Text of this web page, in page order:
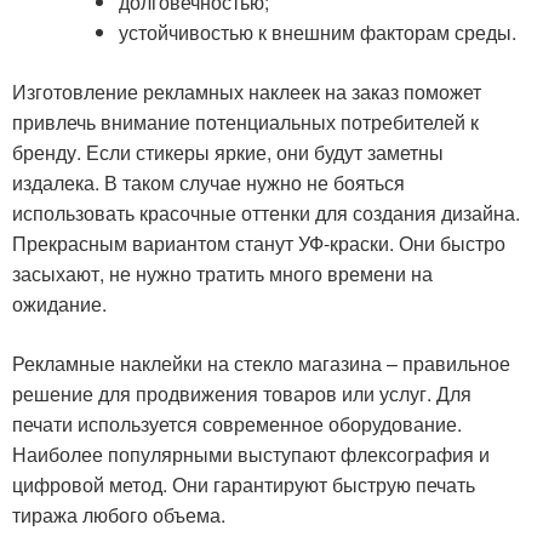
устойчивостью к внешним факторам среды.
Изготовление рекламных наклеек на заказ поможет
привлечь внимание потенциальных потребителей к
бренду. Если стикеры яркие, они будут заметны
издалека. В таком случае нужно не бояться
использовать красочные оттенки для создания дизайна.
Прекрасным вариантом станут УФ-краски. Они быстро
засыхают, не нужно тратить много времени на
ожидание.
Рекламные наклейки на стекло магазина – правильное
решение для продвижения товаров или услуг. Для
печати используется современное оборудование.
Наиболее популярными выступают флексография и
цифровой метод. Они гарантируют быструю печать
тиража любого объема.